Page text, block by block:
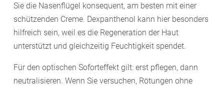
Sie die Nasenflügel konsequent, am besten mit einer
schützenden Creme. Dexpanthenol kann hier besonders
hilfreich sein, weil es die Regeneration der Haut
unterstützt und gleichzeitig Feuchtigkeit spendet.
Für den optischen Soforteffekt gilt: erst pflegen, dann
neutralisieren. Wenn Sie versuchen, Rötungen ohne